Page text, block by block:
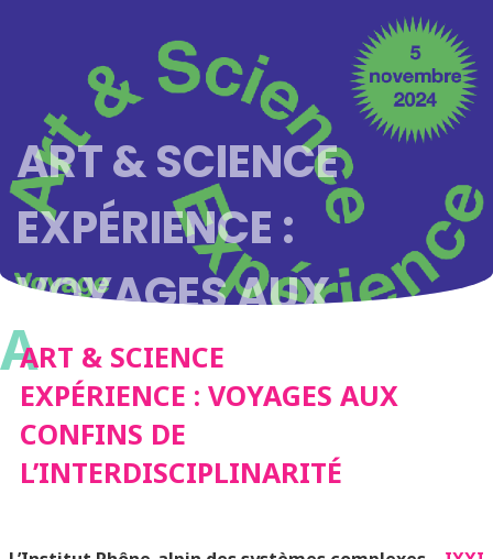
ART & SCIENCE
EXPÉRIENCE :
VOYAGES AUX
CONFINS DE
AART & SCIENCE
EXPÉRIENCE : VOYAGES AUX
CONFINS DE
L’INTERDISCIPLINARITÉ